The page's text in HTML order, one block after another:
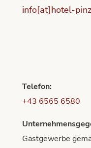
info[at]hotel-
Telefon:
+43 6565 6580
Gastgewerbe